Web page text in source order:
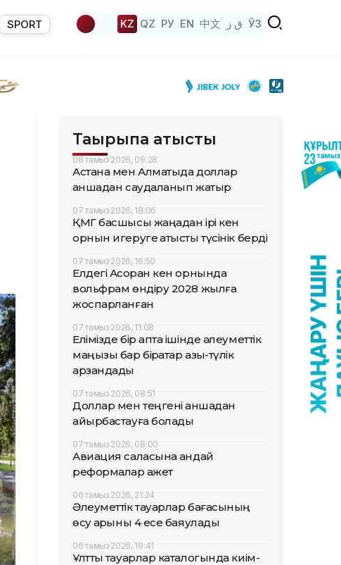
SPORT KZ QZ РУ EN 中文 ق ز ЎЗ
Тақырыпқа қатысты
08 тамыз 2026, 09:28
Астана мен Алматыда доллар
қаншадан саудаланып жатыр
07 тамыз 2026, 18:06
ҚМГ басшысы жаңадан ірі кен
орнын игеруге қатысты түсінік берді
07 тамыз 2026, 16:50
Елдегі Ақсоран кен орнында
вольфрам өндіру 2028 жылға
жоспарланған
07 тамыз 2026, 11:08
Елімізде бір апта ішінде әлеуметтік
маңызы бар бірқатар азық-түлік
арзандады
07 тамыз 2026, 08:51
Доллар мен теңгені қаншадан
айырбастауға болады
07 тамыз 2026, 08:00
Авиация саласына қандай
реформалар қажет
06 тамыз 2026, 21:24
Әлеуметтік тауарлар бағасының
өсу қарқыны 4 есе баяулады
06 тамыз 2026, 19:41
Ұлттық тауарлар каталогында киім-